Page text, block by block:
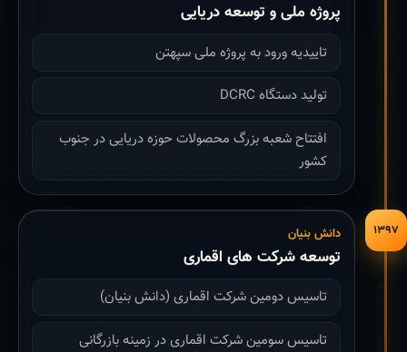
پروژه ملی و توسعه دریایی
تاییدیه ورود به پروژه ملی سپهتن
تولید دستگاه DCRC
افتتاح شعبه بزرگ محصولات حوزه دریایی در جنوب
کشور
۱۳۹۷ دانش بنیان
توسعه شرکت های اقماری
تاسیس دومین شرکت اقماری (دانش بنیان)
تاسیس سومین شرکت اقماری در زمینه بازرگانی